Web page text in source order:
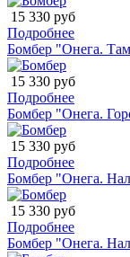
15 330 руб
Подробнее
Бомбер "Онега.
15 330 руб
Подробнее
Бомбер "Онега.
15 330 руб
Подробнее
Бомбер "Онега.
15 330 руб
Подробнее
Бомбер "Онега.